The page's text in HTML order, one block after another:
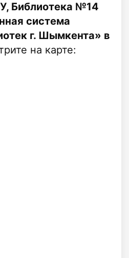
Библиотека №14
система
г. Шымкента» в
на карте: